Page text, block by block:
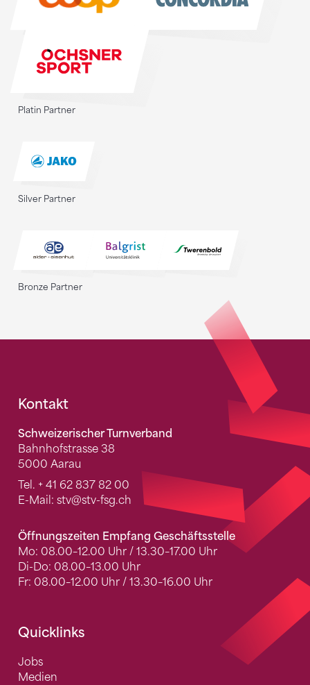
Platin Partner
Silver Partner
Bronze Partner
Fusszeile
Kontakt
Schweizerischer Turnverband
Bahnhofstrasse 38
5000 Aarau
Tel. + 41 62 837 82 00
E-Mail: stv@stv-fsg.ch
Öffnungszeiten Empfang Geschäftsstelle
Mo: 08.00–12.00 Uhr / 13.30–17.00 Uhr
Di-Do: 08.00–13.00 Uhr
Fr: 08.00–12.00 Uhr / 13.30–16.00 Uhr
Quicklinks
Jobs
Medien